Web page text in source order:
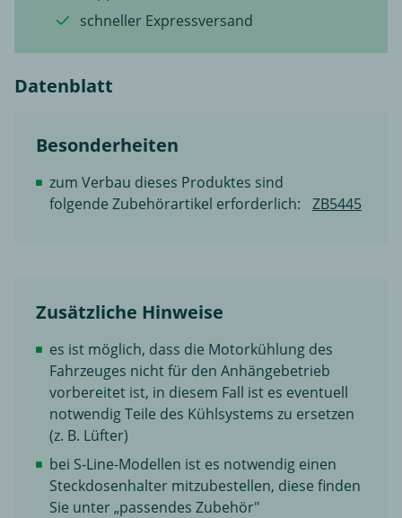
schneller Expressversand
Datenblatt
Besonderheiten
zum Verbau dieses Produktes sind
folgende Zubehörartikel erforderlich:
ZB5445
Zusätzliche Hinweise
es ist möglich, dass die Motorkühlung des
Fahrzeuges nicht für den Anhängebetrieb
vorbereitet ist, in diesem Fall ist es eventuell
notwendig Teile des Kühlsystems zu ersetzen
(z. B. Lüfter)
bei S-Line-Modellen ist es notwendig einen
Steckdosenhalter mitzubestellen, diese finden
Sie unter „passendes Zubehör"